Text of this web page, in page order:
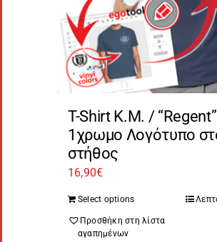
T-Shirt Κ.Μ. /
1χρωμο Λογότυπο
στήθος
16,90€
Select options
Προσθήκη στη λίστα
αγαπημένων